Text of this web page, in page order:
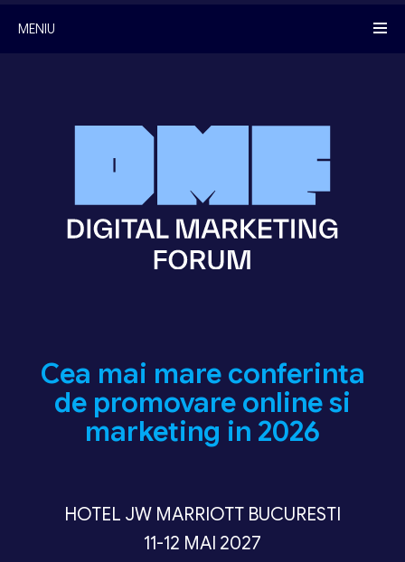
MENIU
Cea mai mare conferinta
de promovare online si
marketing in 2026
HOTEL JW MARRIOTT BUCURESTI
11-12 MAI 2027